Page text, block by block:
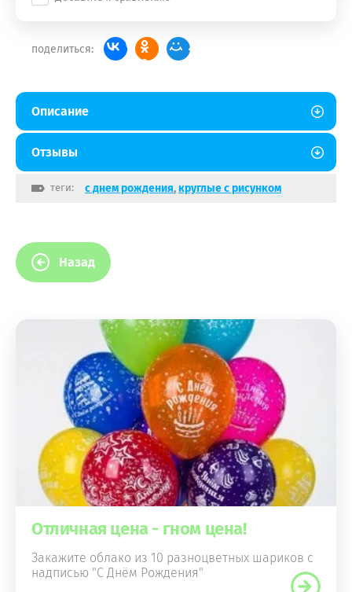
поделиться:
Описание
Отзывы
теги: с днем рождения,круглые с рисунком
Назад
Отличная цена - гном цена!
Закажите облако из 10 разноцветных шариков с
надписью "С Днём Рождения"